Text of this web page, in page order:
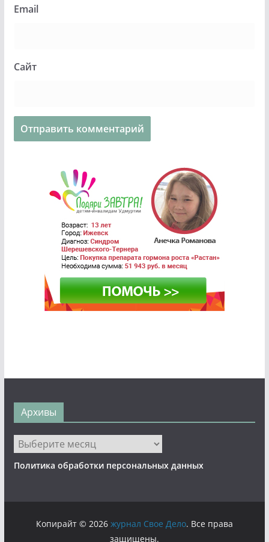
Email
Сайт
Архивы
Архивы
Политика обработки персональных данных
Копирайт © 2026 журнал Свое Дело. Все права
защищены.